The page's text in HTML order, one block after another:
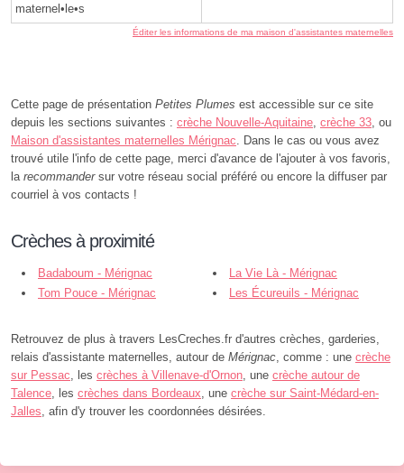
maternel•le•s
Éditer les informations de ma maison d'assistantes maternelles
Cette page de présentation Petites Plumes est accessible sur ce site
depuis les sections suivantes : crèche Nouvelle-Aquitaine crèche 33 , ou
Maison d'assistantes maternelles Mérignac . Dans le cas ou vous avez
trouvé utile l'info de cette page, merci d'avance de l'ajouter à vos favoris,
la recommandersur votre réseau social préféré ou encore la diffuser par
courriel à vos contacts !
Crèches à proximité
Badaboum - Mérignac
La Vie Là - Mérignac
Tom Pouce - Mérignac
Les Écureuils - Mérignac
Retrouvez de plus à travers LesCreches.fr d'autres crèches, garderies,
relais d'assistante maternelles, autour de Mérignac , comme : une crèche
sur Pessac , les crèches à Villenave-d'Ornon , une crèche autour de
Talence , les crèches dans Bordeaux , une crèche sur Saint-Médard-en-
Jalles , afin d'y trouver les coordonnées désirées.